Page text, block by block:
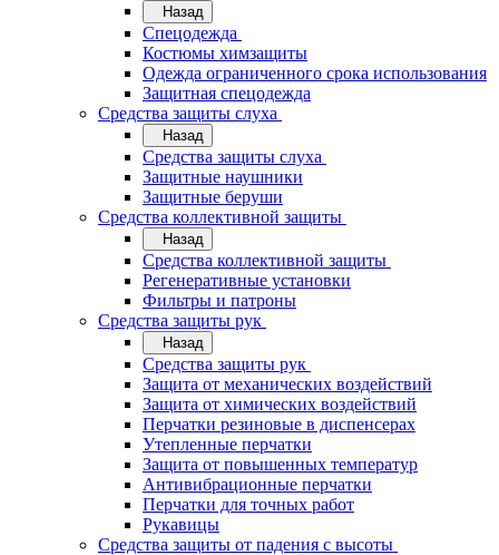
Назад
Спецодежда
Костюмы химзащиты
Одежда ограниченного срока использования
Защитная спецодежда
Средства защиты слуха
Назад
Средства защиты слуха
Защитные наушники
Защитные беруши
Средства коллективной защиты
Назад
Средства коллективной защиты
Регенеративные установки
Фильтры и патроны
Средства защиты рук
Назад
Средства защиты рук
Защита от механических воздействий
Защита от химических воздействий
Перчатки резиновые в диспенсерах
Утепленные перчатки
Защита от повышенных температур
Антивибрационные перчатки
Перчатки для точных работ
Рукавицы
Средства защиты от падения с высоты